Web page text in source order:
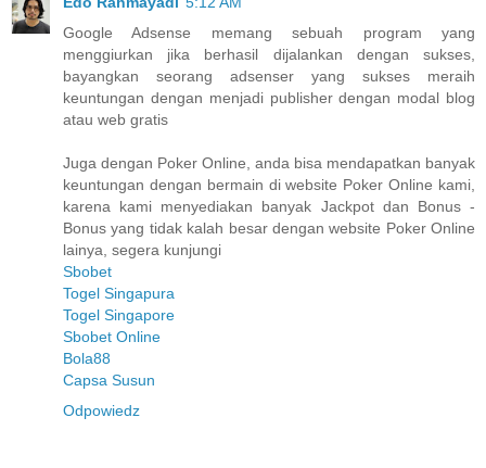
Google Adsense memang sebuah program yang
menggiurkan jika berhasil dijalankan dengan sukses,
bayangkan seorang adsenser yang sukses meraih
keuntungan dengan menjadi publisher dengan modal blog
atau web gratis
Juga dengan Poker Online, anda bisa mendapatkan banyak
keuntungan dengan bermain di website Poker Online kami,
karena kami menyediakan banyak Jackpot dan Bonus -
Bonus yang tidak kalah besar dengan website Poker Online
lainya, segera kunjungi
Sbobet
Togel Singapura
Togel Singapore
Sbobet Online
Bola88
Capsa Susun
Odpowiedz